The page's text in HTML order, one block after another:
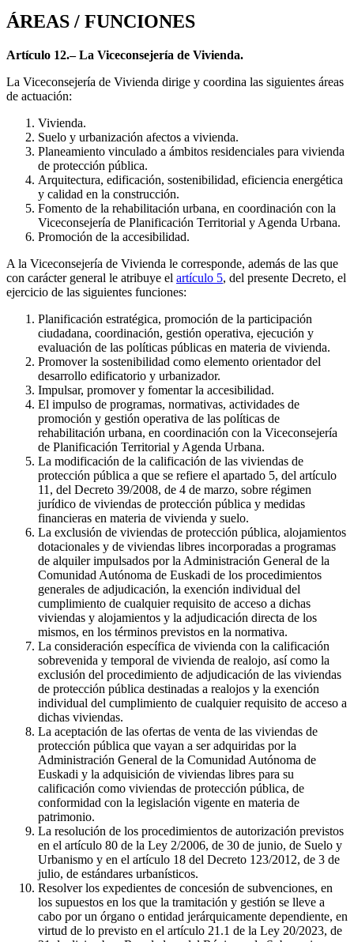
ÁREAS / FUNCIONES
Artículo 12.– La Viceconsejería de Vivienda.
La Viceconsejería de Vivienda dirige y coordina las siguientes áreas
de actuación:
Vivienda.
Suelo y urbanización afectos a vivienda.
Planeamiento vinculado a ámbitos residenciales para vivienda
de protección pública.
Arquitectura, edificación, sostenibilidad, eficiencia energética
y calidad en la construcción.
Fomento de la rehabilitación urbana, en coordinación con la
Viceconsejería de Planificación Territorial y Agenda Urbana.
Promoción de la accesibilidad.
A la Viceconsejería de Vivienda le corresponde, además de las que
con carácter general le atribuye el artículo 5, del presente Decreto, el
ejercicio de las siguientes funciones:
Planificación estratégica, promoción de la participación
ciudadana, coordinación, gestión operativa, ejecución y
evaluación de las políticas públicas en materia de vivienda.
Promover la sostenibilidad como elemento orientador del
desarrollo edificatorio y urbanizador.
Impulsar, promover y fomentar la accesibilidad.
El impulso de programas, normativas, actividades de
promoción y gestión operativa de las políticas de
rehabilitación urbana, en coordinación con la Viceconsejería
de Planificación Territorial y Agenda Urbana.
La modificación de la calificación de las viviendas de
protección pública a que se refiere el apartado 5, del artículo
11, del Decreto 39/2008, de 4 de marzo, sobre régimen
jurídico de viviendas de protección pública y medidas
financieras en materia de vivienda y suelo.
La exclusión de viviendas de protección pública, alojamientos
dotacionales y de viviendas libres incorporadas a programas
de alquiler impulsados por la Administración General de la
Comunidad Autónoma de Euskadi de los procedimientos
generales de adjudicación, la exención individual del
cumplimiento de cualquier requisito de acceso a dichas
viviendas y alojamientos y la adjudicación directa de los
mismos, en los términos previstos en la normativa.
La consideración específica de vivienda con la calificación
sobrevenida y temporal de vivienda de realojo, así como la
exclusión del procedimiento de adjudicación de las viviendas
de protección pública destinadas a realojos y la exención
individual del cumplimiento de cualquier requisito de acceso a
dichas viviendas.
La aceptación de las ofertas de venta de las viviendas de
protección pública que vayan a ser adquiridas por la
Administración General de la Comunidad Autónoma de
Euskadi y la adquisición de viviendas libres para su
calificación como viviendas de protección pública, de
conformidad con la legislación vigente en materia de
patrimonio.
La resolución de los procedimientos de autorización previstos
en el artículo 80 de la Ley 2/2006, de 30 de junio, de Suelo y
Urbanismo y en el artículo 18 del Decreto 123/2012, de 3 de
julio, de estándares urbanísticos.
Resolver los expedientes de concesión de subvenciones, en
los supuestos en los que la tramitación y gestión se lleve a
cabo por un órgano o entidad jerárquicamente dependiente, en
virtud de lo previsto en el artículo 21.1 de la Ley 20/2023, de